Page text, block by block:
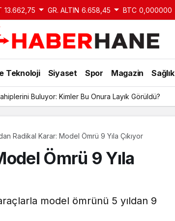
13.662,75 GR. ALTIN 6.658,45 BTC 0,000000
Teknoloji Siyaset Spor Magazin Sağlık
Buluyor: Kimler Bu Onura Layık Görüldü?
Radikal Karar: Model Ömrü 9 Yıla Çıkıyor
Ömrü 9 Yıla
model ömrünü 5 yıldan 9